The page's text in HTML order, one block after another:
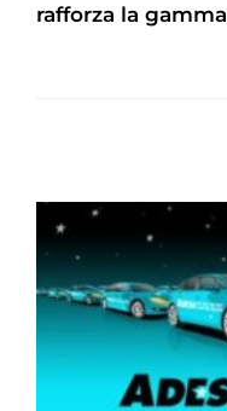
rafforza la gamma